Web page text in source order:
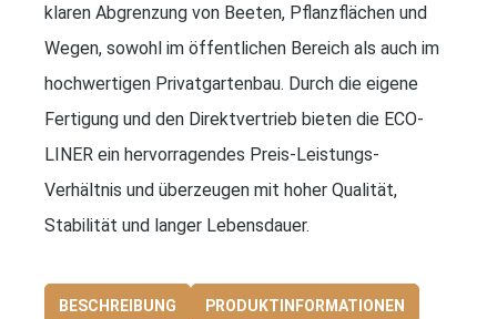
klaren Abgrenzung von Beeten, Pflanzflächen und
Wegen, sowohl im öffentlichen Bereich als auch im
hochwertigen Privatgartenbau. Durch die eigene
Fertigung und den Direktvertrieb bieten die ECO-
LINER ein hervorragendes Preis-Leistungs-
Verhältnis und überzeugen mit hoher Qualität,
Stabilität und langer Lebensdauer.
BESCHREIBUNG PRODUKTINFORMATIONEN